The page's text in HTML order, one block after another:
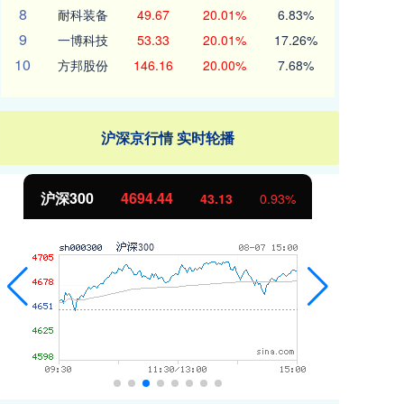
8 耐科装备 49.67 20.01% 6.83%
9 一博科技 53.33 20.01% 17.26%
10 方邦股份 146.16 20.00% 7.68%
沪深京行情 实时轮播
北证50 1134.24 11.37 1.01%